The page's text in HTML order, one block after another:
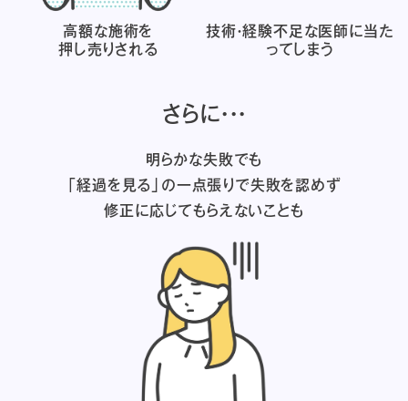
高額な施術を
押し売りされる
技術・経験不足な医師に当た
ってしまう
さらに・・・
明らかな失敗でも
「経過を見る」の一点張りで失敗を認めず
修正に応じてもらえないことも